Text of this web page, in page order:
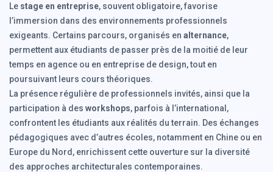
Le stage en entreprise, souvent obligatoire, favorise
l’immersion dans des environnements professionnels
exigeants. Certains parcours, organisés en alternance,
permettent aux étudiants de passer près de la moitié de leur
temps en agence ou en entreprise de design, tout en
poursuivant leurs cours théoriques.
La présence régulière de professionnels invités, ainsi que la
participation à des workshops, parfois à l’international,
confrontent les étudiants aux réalités du terrain. Des échanges
pédagogiques avec d’autres écoles, notamment en Chine ou en
Europe du Nord, enrichissent cette ouverture sur la diversité
des approches architecturales contemporaines.